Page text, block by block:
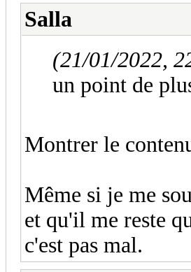
Salla
(21/01/2022,
un point de
Montrer le
Même si je me
et qu'il me reste
c'est pas mal.